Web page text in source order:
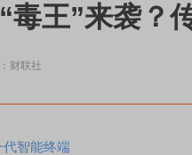
毒王”来袭？
财联社
智能终端